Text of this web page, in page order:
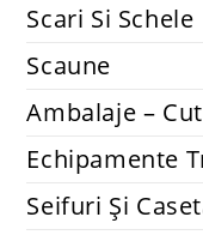
Scari Si Schele
Scaune
Ambalaje –
Echipamente
Seifuri Și